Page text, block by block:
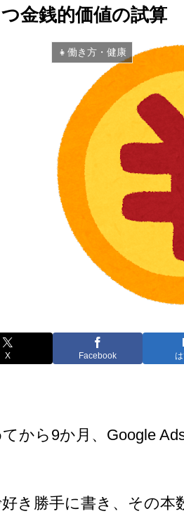
金銭的価値の試算
👧働き方・健康
X Facebook
から9か月、Google
き勝手に書き、その